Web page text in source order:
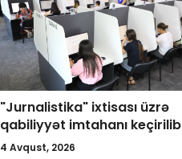
"Jurnalistika" ixtisası üzrə
qabiliyyət imtahanı keçirilib
4 Avqust, 2026